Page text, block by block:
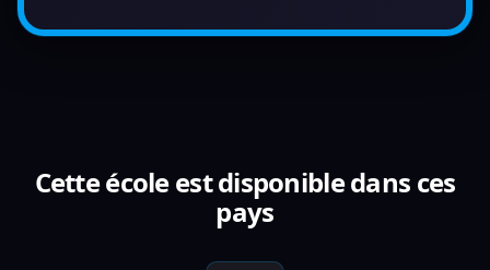
Cette école est disponible dans ces
pays